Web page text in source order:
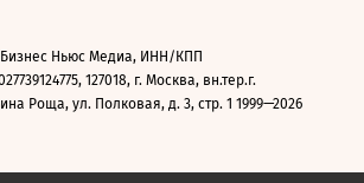
Ньюс Медиа, ИНН/КПП
127018, г. Москва, вн.тер.г.
Роща, ул. Полковая, д. 3, стр. 1 1999—2026